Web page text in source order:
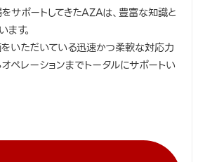
サポートしてきたAZAは、豊富な知識と
す。
いただいている迅速かつ柔軟な対応力
ペレーションまでトータルにサポートい